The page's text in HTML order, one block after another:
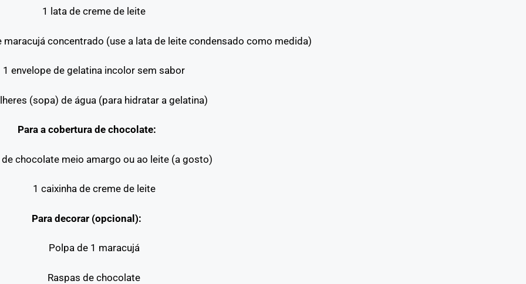
1 lata de creme de leite
concentrado (use a lata de leite condensado como medida)
1 envelope de gelatina incolor sem sabor
(sopa) de água (para hidratar a gelatina)
Para a cobertura de chocolate:
chocolate meio amargo ou ao leite (a gosto)
1 caixinha de creme de leite
Para decorar (opcional):
Polpa de 1 maracujá
Raspas de chocolate